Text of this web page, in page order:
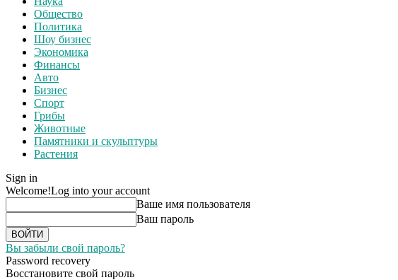
Общество
Политика
Шоу бизнес
Экономика
Финансы
Авто
Бизнес
Спорт
Грибы
Животные
Памятники и скульптуры
Растения
Sign in
Welcome!Log into your account
Ваше имя пользователя
Ваш пароль
Вы забыли свой пароль?
Password recovery
Восстановите свой пароль